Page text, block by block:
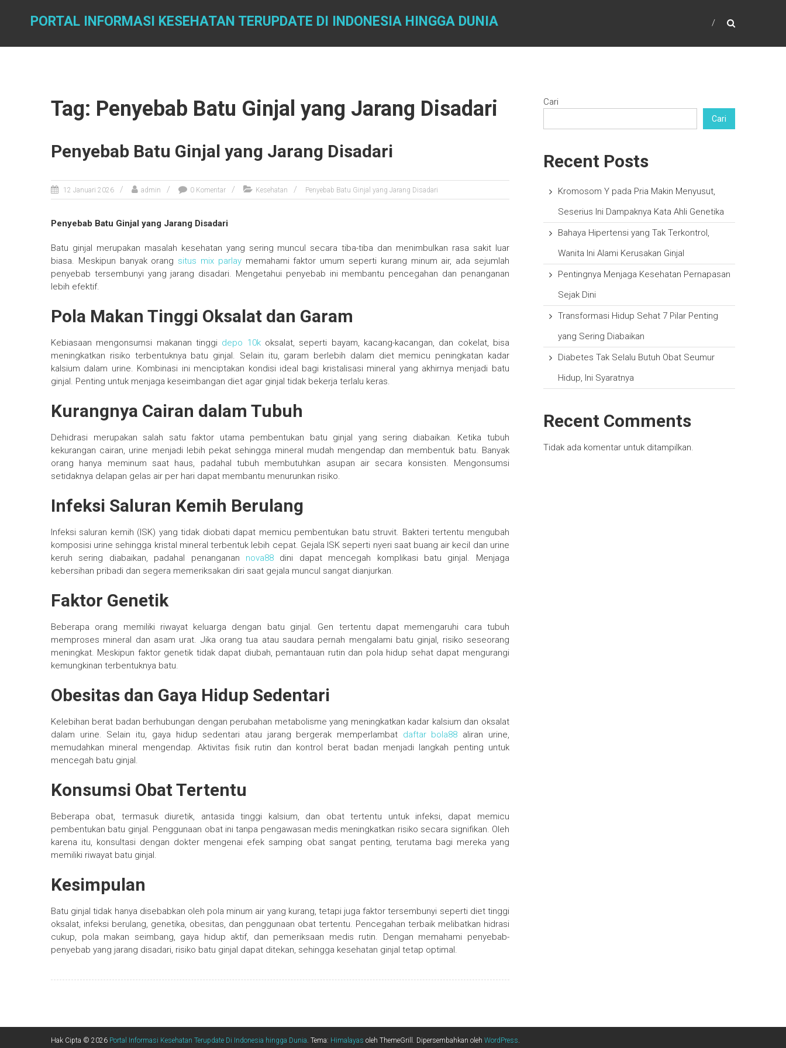
PORTAL INFORMASI KESEHATAN TERUPDATE DI INDONESIA HINGGA DUNIA
Tag: Penyebab Batu Ginjal yang Jarang Disadari
Penyebab Batu Ginjal yang Jarang Disadari
12 Januari 2026 admin 0 Komentar Kesehatan Penyebab Batu Ginjal yang Jarang Disadari
Penyebab Batu Ginjal yang Jarang Disadari
Batu ginjal merupakan masalah kesehatan yang sering muncul secara tiba-tiba dan menimbulkan rasa sakit luar
biasa. Meskipun banyak orang situs mix parlaymemahami faktor umum seperti kurang minum air, ada sejumlah
penyebab tersembunyi yang jarang disadari. Mengetahui penyebab ini membantu pencegahan dan penanganan
lebih efektif.
Pola Makan Tinggi Oksalat dan Garam
Kebiasaan mengonsumsi makanan tinggi depo 10koksalat, seperti bayam, kacang-kacangan, dan cokelat, bisa
meningkatkan risiko terbentuknya batu ginjal. Selain itu, garam berlebih dalam diet memicu peningkatan kadar
kalsium dalam urine. Kombinasi ini menciptakan kondisi ideal bagi kristalisasi mineral yang akhirnya menjadi batu
ginjal. Penting untuk menjaga keseimbangan diet agar ginjal tidak bekerja terlalu keras.
Kurangnya Cairan dalam Tubuh
Dehidrasi merupakan salah satu faktor utama pembentukan batu ginjal yang sering diabaikan. Ketika tubuh
kekurangan cairan, urine menjadi lebih pekat sehingga mineral mudah mengendap dan membentuk batu. Banyak
orang hanya meminum saat haus, padahal tubuh membutuhkan asupan air secara konsisten. Mengonsumsi
setidaknya delapan gelas air per hari dapat membantu menurunkan risiko.
Infeksi Saluran Kemih Berulang
Infeksi saluran kemih (ISK) yang tidak diobati dapat memicu pembentukan batu struvit. Bakteri tertentu mengubah
komposisi urine sehingga kristal mineral terbentuk lebih cepat. Gejala ISK seperti nyeri saat buang air kecil dan urine
keruh sering diabaikan, padahal penanganan nova88 dini dapat mencegah komplikasi batu ginjal. Menjaga
kebersihan pribadi dan segera memeriksakan diri saat gejala muncul sangat dianjurkan.
Faktor Genetik
Beberapa orang memiliki riwayat keluarga dengan batu ginjal. Gen tertentu dapat memengaruhi cara tubuh
memproses mineral dan asam urat. Jika orang tua atau saudara pernah mengalami batu ginjal, risiko seseorang
meningkat. Meskipun faktor genetik tidak dapat diubah, pemantauan rutin dan pola hidup sehat dapat mengurangi
kemungkinan terbentuknya batu.
Obesitas dan Gaya Hidup Sedentari
Kelebihan berat badan berhubungan dengan perubahan metabolisme yang meningkatkan kadar kalsium dan oksalat
dalam urine. Selain itu, gaya hidup sedentari atau jarang bergerak memperlambat daftar bola88 aliran urine,
memudahkan mineral mengendap. Aktivitas fisik rutin dan kontrol berat badan menjadi langkah penting untuk
mencegah batu ginjal.
Konsumsi Obat Tertentu
Beberapa obat, termasuk diuretik, antasida tinggi kalsium, dan obat tertentu untuk infeksi, dapat memicu
pembentukan batu ginjal. Penggunaan obat ini tanpa pengawasan medis meningkatkan risiko secara signifikan. Oleh
karena itu, konsultasi dengan dokter mengenai efek samping obat sangat penting, terutama bagi mereka yang
memiliki riwayat batu ginjal.
Kesimpulan
Batu ginjal tidak hanya disebabkan oleh pola minum air yang kurang, tetapi juga faktor tersembunyi seperti diet tinggi
oksalat, infeksi berulang, genetika, obesitas, dan penggunaan obat tertentu. Pencegahan terbaik melibatkan hidrasi
cukup, pola makan seimbang, gaya hidup aktif, dan pemeriksaan medis rutin. Dengan memahami penyebab-
penyebab yang jarang disadari, risiko batu ginjal dapat ditekan, sehingga kesehatan ginjal tetap optimal.
Cari
Cari
Recent Posts
Kromosom Y pada Pria Makin Menyusut,
Seserius Ini Dampaknya Kata Ahli Genetika
Bahaya Hipertensi yang Tak Terkontrol,
Wanita Ini Alami Kerusakan Ginjal
Pentingnya Menjaga Kesehatan Pernapasan
Sejak Dini
Transformasi Hidup Sehat 7 Pilar Penting
yang Sering Diabaikan
Diabetes Tak Selalu Butuh Obat Seumur
Hidup, Ini Syaratnya
Recent Comments
Tidak ada komentar untuk ditampilkan.
Hak Cipta © 2026 Portal Informasi Kesehatan Terupdate Di Indonesia hingga Dunia. Tema: Himalayas oleh ThemeGrill. Dipersembahkan oleh WordPress.